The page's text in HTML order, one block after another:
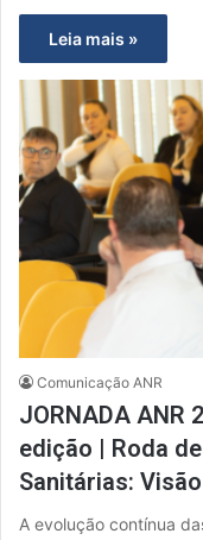
Leia mais »
Comunicação ANR
JORNADA ANR
edição | Roda
Sanitárias:
A evolução contínua